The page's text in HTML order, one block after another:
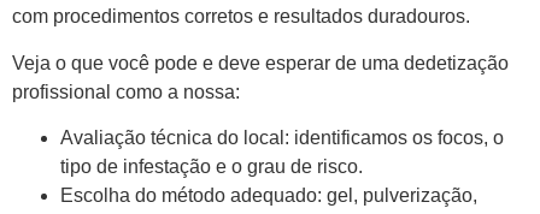
com procedimentos corretos e resultados duradouros.
Veja o que você pode e deve esperar de uma dedetização
profissional como a nossa:
Avaliação técnica do local: identificamos os focos, o
tipo de infestação e o grau de risco.
Escolha do método adequado: gel, pulverização,